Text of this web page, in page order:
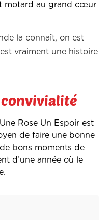
motard au grand cœur
la connaît, on est
vraiment une histoire
convivialité
Rose Un Espoir est
de faire une bonne
bons moments de
d’une année où le